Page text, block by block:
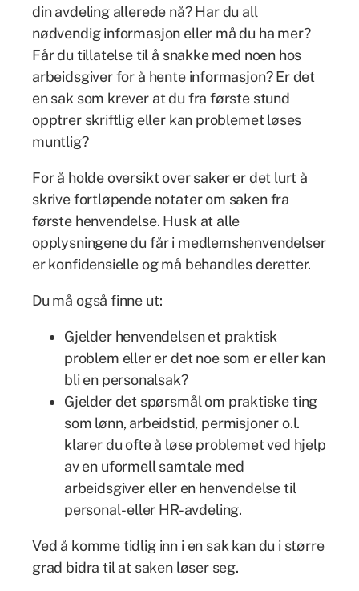
din avdeling allerede nå? Har du all
nødvendig informasjon eller må du ha mer?
Får du tillatelse til å snakke med noen hos
arbeidsgiver for å hente informasjon? Er det
en sak som krever at du fra første stund
opptrer skriftlig eller kan problemet løses
muntlig?
For å holde oversikt over saker er det lurt å
skrive fortløpende notater om saken fra
første henvendelse. Husk at alle
opplysningene du får i medlemshenvendelser
er konfidensielle og må behandles deretter.
Du må også finne ut:
Gjelder henvendelsen et praktisk
problem eller er det noe som er eller kan
bli en personalsak?
Gjelder det spørsmål om praktiske ting
som lønn, arbeidstid, permisjoner o.l.
klarer du ofte å løse problemet ved hjelp
av en uformell samtale med
arbeidsgiver eller en henvendelse til
personal- eller HR-avdeling.
Ved å komme tidlig inn i en sak kan du i større
grad bidra til at saken løser seg.